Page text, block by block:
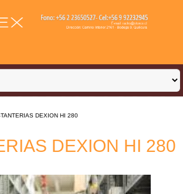
DEXION HI 280
DEXION HI 280